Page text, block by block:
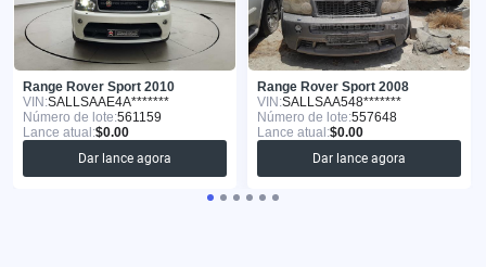
Range Rover Sport 2010
VIN:SALLSAAE4A*******
Número de lote:561159
Lance atual:$0.00
Dar lance agora
Range Rover Sport 2008
VIN:SALLSAA548*******
Número de lote:557648
Lance atual:$0.00
Dar lance agora